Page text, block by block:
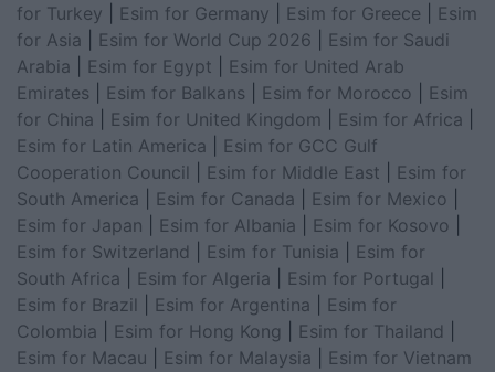
for Turkey
Esim for Germany Esim for Greece
Esim
for Asia
Esim for World Cup 2026
Esim for Saudi
Arabia
Esim for Egypt
Esim for United Arab
Emirates
Esim for Balkans Esim for Morocco
Esim
for China
Esim for United Kingdom Esim for Africa
Esim for Latin America
Esim for GCC Gulf
Cooperation Council
Esim for Middle East
Esim for
South America
Esim for Canada Esim for Mexico
Esim for Japan
Esim for Albania Esim for Kosovo
Esim for Switzerland
Esim for Tunisia
Esim for
South Africa
Esim for Algeria Esim for Portugal
Esim for Brazil
Esim for Argentina
Esim for
Colombia
Esim for Hong Kong Esim for Thailand
Esim for Macau
Esim for Malaysia
Esim for Vietnam